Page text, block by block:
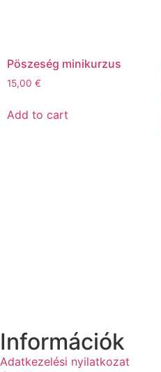
Pöszeség minikurzus
15,00 €
Add to cart
Információk
Adatkezelési nyilatkozat